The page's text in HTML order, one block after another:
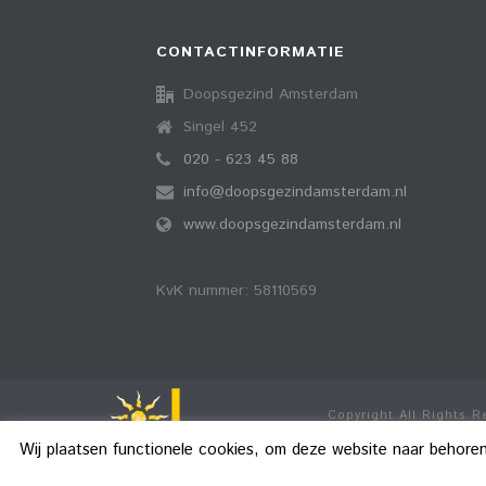
CONTACTINFORMATIE
Doopsgezind Amsterdam
Singel 452
020 - 623 45 88
info@doopsgezindamsterdam.nl
www.doopsgezindamsterdam.nl
KvK nummer: 58110569
Copyright All Rights
Wij plaatsen functionele cookies, om deze website naar